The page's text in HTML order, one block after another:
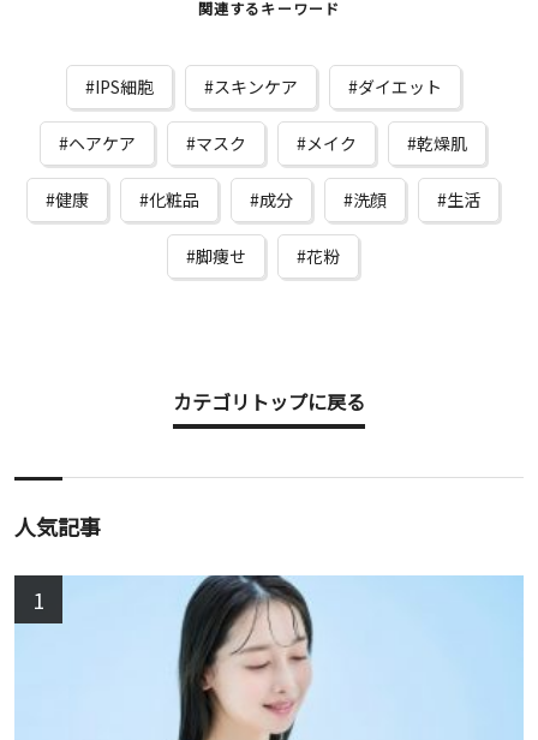
関連するキーワード
IPS細胞 スキンケア ダイエット
ヘアケア マスク メイク 乾燥肌
健康 化粧品 成分 洗顔 生活
脚痩せ 花粉
カテゴリトップに戻る
人気記事
1